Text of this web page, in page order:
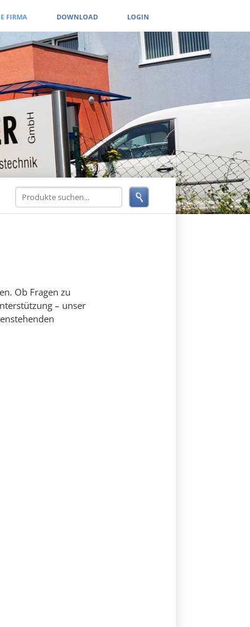
FIRMA DOWNLOAD LOGIN
Ob Fragen zu
– unser